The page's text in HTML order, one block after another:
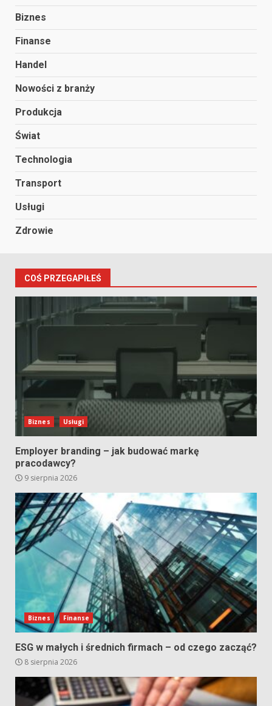
Biznes
Finanse
Handel
Nowości z branży
Produkcja
Świat
Technologia
Transport
Usługi
Zdrowie
COŚ PRZEGAPIŁEŚ
Biznes Usługi
Employer branding – jak budować markę
pracodawcy?
9 sierpnia 2026
Biznes Finanse
ESG w małych i średnich firmach – od czego zacząć?
8 sierpnia 2026